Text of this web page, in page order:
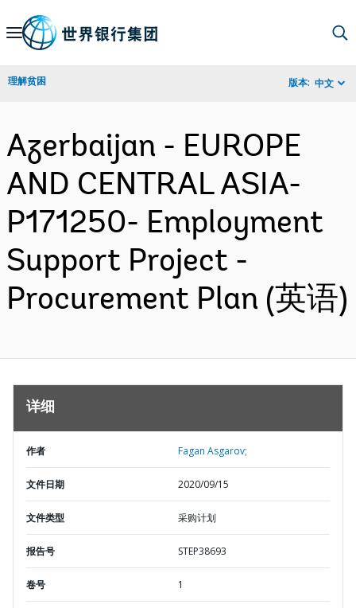
Skip
Navigation
理解贫困 版本: 中文
Azerbaijan - EUROPE
AND CENTRAL ASIA-
P171250- Employment
Support Project -
Procurement Plan (英语)
详细
作者 Fagan Asgarov;
文件日期 2020/09/15
文件类型 采购计划
报告号 STEP38693
卷号 1